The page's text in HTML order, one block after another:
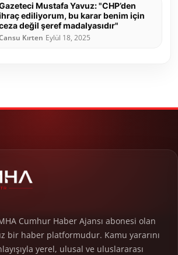
Mustafa Yavuz: "CHP’den
ediliyorum, bu karar benim için
değil şeref madalyasıdır"
Kırten Eylül 18, 2025
Cumhur Haber Ajansı abonesi olan
bir haber platformudur. Kamu yararını
yerel, ulusal ve uluslararası